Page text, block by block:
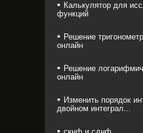
Калькулятор для
функций
Решение
онлайн
Решение
онлайн
Изменить порядок
двойном интеграл...